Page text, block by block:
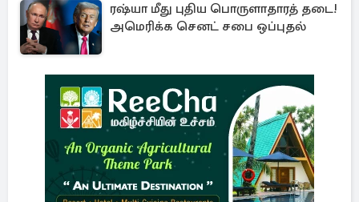
ரஷ்யா மீது புதிய பொருளாதாரத் தடை!
அமெரிக்க செனட் சபை ஒப்புதல்